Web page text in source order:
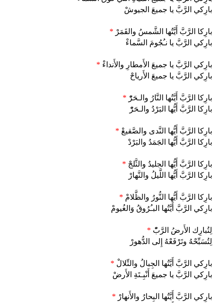
بارِكي الرَّبَّ يا جميعَ الجيوشْ
بارِكا الرَّبَّ أَيَّتُها الشَّمسُ والقَمَرْ *
بارِكي الرَّبَّ يا نـُجُومَ السَّماءْ
بارِكي الرَّبَّ يا جميعَ الأَمطارِ والأَنداءْ *
بارِكي الرَّبَّ يا جميعَ الأَرياحْ
بارِكا الرَّبَّ أَيَّتُها النَّارُ والـحَرّْ *
بارِكا الرَّبَّ أَيُّها البَرْدُ والـحَرّْ
بارِكا الرَّبَّ أَيُّها النَّدى والصَّقيعْ *
بارِكا الرَّبَّ أَيُّها الجَمَدُ والبَرْدْ
بارِكا الرَّبَّ أَيُّها الجليدُ والثَّلجْ *
بارِكا الرَّبَّ أَيُّها اللَّيلُ والنَّهارْ
بارِكا الرَّبَّ أَيُّها النُّورُ والظَّلامْ *
بارِكي الرَّبَّ أَيَّتُها البـُرُوقُ وَالغُيومْ
لِتُبارِك الأَرضُ الرَّبّْ *
لِتُسَبِّحْهُ وتَرْفَعْهُ إِلى الدُّهورْ
بارِكي الرَّبَّ أَيَّتُها الجِبالُ والتِّلالْ *
بارِكي الرَّبَّ يا جميعَ أَنْبِـتَةِ الأَرضْ
بارِكي الرَّبَّ أَيَّتُها البِحارُ والأَنهارْ *